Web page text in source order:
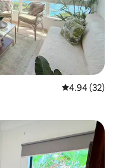
平均评分
4.94 (32)